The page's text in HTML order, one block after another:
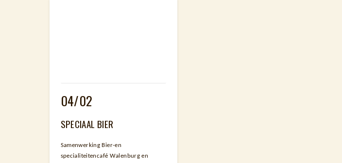
04/02
SPECIAAL BIER
Samenwerking Bier-en
specialiteitencafé Walenburg en